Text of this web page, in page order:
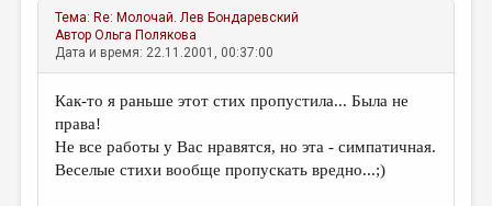
КОЛОНКА РЕДАКТОРА
РЕДКОЛЛЕГИЯ
МАЛАЯ ПРОЗА
ЭССЕИСТИКА
Тема: Re: Молочай. Лев Бондаревский
АвторОльга Полякова
Дата и время: 22.11.2001, 00:37:00
Как-то я раньше этот стих пропустила... Была не
права!
Не все работы у Вас нравятся, но эта - симпатичная.
Веселые стихи вообще пропускать вредно...;)